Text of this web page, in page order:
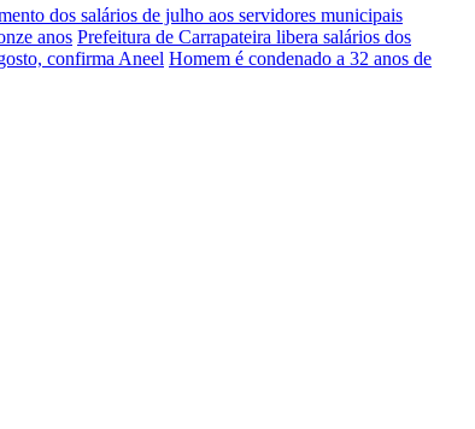
dos salários de julho aos servidores municipais
anos Prefeitura de Carrapateira libera salários dos
confirma Aneel Homem é condenado a 32 anos de